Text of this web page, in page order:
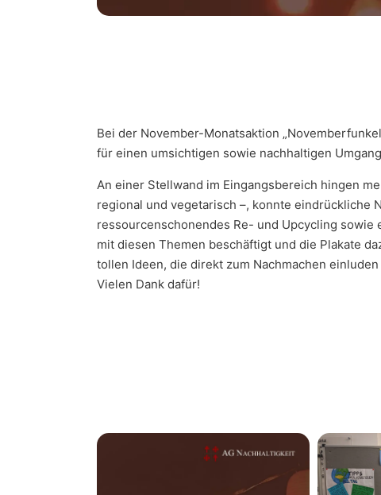
Bei der November-Monatsaktion
für einen umsichtigen sowie nachhaltigen
An einer Stellwand im Eingangsbereich hingen
regional und vegetarisch –, konnte eindrückliche
ressourcenschonendes Re- und Upcycling
mit diesen Themen beschäftigt und die Plakate
tollen Ideen, die direkt zum Nachmachen
Vielen Dank dafür!